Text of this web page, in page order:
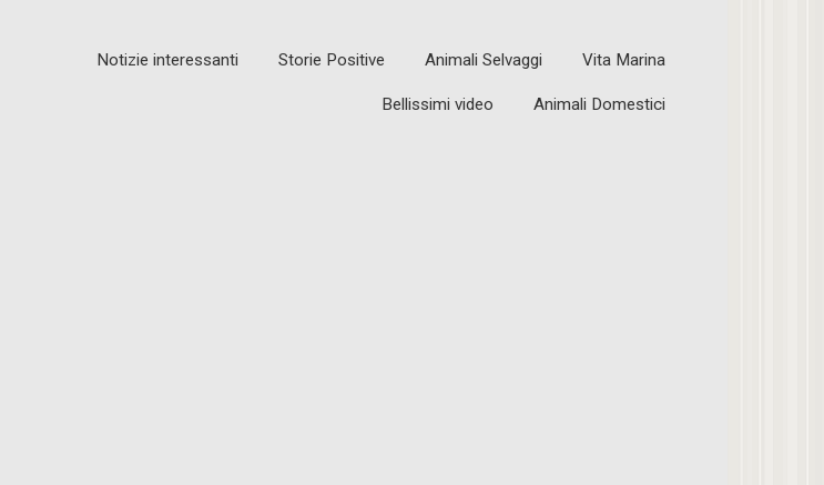
Notizie interessanti Storie Positive Animali Selvaggi Vita Marina
Bellissimi video Animali Domestici